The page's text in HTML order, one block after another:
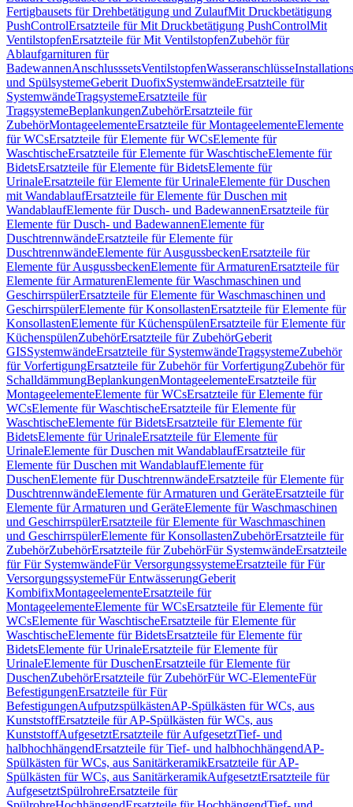
Fertigbausets für Drehbetätigung und ZulaufMit Druckbetätigung
PushControlErsatzteile für Mit Druckbetätigung PushControlMit
VentilstopfenErsatzteile für Mit VentilstopfenZubehör für
Ablaufgarnituren für
BadewannenAnschlusssetsVentilstopfenWasseranschlüsse
und SpülsystemeGeberit DuofixSystemwändeErsatzteile für
SystemwändeTragsystemeErsatzteile für
TragsystemeBeplankungenZubehörErsatzteile für
ZubehörMontageelementeErsatzteile für MontageelementeElemente
für WCsErsatzteile für Elemente für WCsElemente für
WaschtischeErsatzteile für Elemente für WaschtischeElemente für
BidetsErsatzteile für Elemente für BidetsElemente für
UrinaleErsatzteile für Elemente für UrinaleElemente für Duschen
mit WandablaufErsatzteile für Elemente für Duschen mit
WandablaufElemente für Dusch- und BadewannenErsatzteile für
Elemente für Dusch- und BadewannenElemente für
DuschtrennwändeErsatzteile für Elemente für
DuschtrennwändeElemente für AusgussbeckenErsatzteile für
Elemente für AusgussbeckenElemente für ArmaturenErsatzteile für
Elemente für ArmaturenElemente für Waschmaschinen und
GeschirrspülerErsatzteile für Elemente für Waschmaschinen und
GeschirrspülerElemente für KonsollastenErsatzteile für Elemente für
KonsollastenElemente für KüchenspülenErsatzteile für Elemente für
KüchenspülenZubehörErsatzteile für ZubehörGeberit
GISSystemwändeErsatzteile für SystemwändeTragsystemeZubehör
für VorfertigungErsatzteile für Zubehör für VorfertigungZubehör für
SchalldämmungBeplankungenMontageelementeErsatzteile für
MontageelementeElemente für WCsErsatzteile für Elemente für
WCsElemente für WaschtischeErsatzteile für Elemente für
WaschtischeElemente für BidetsErsatzteile für Elemente für
BidetsElemente für UrinaleErsatzteile für Elemente für
UrinaleElemente für Duschen mit WandablaufErsatzteile für
Elemente für Duschen mit WandablaufElemente für
DuschenElemente für DuschtrennwändeErsatzteile für Elemente für
DuschtrennwändeElemente für Armaturen und GeräteErsatzteile für
Elemente für Armaturen und GeräteElemente für Waschmaschinen
und GeschirrspülerErsatzteile für Elemente für Waschmaschinen
und GeschirrspülerElemente für KonsollastenZubehörErsatzteile für
ZubehörZubehörErsatzteile für ZubehörFür SystemwändeErsatzteile
für Für SystemwändeFür VersorgungssystemeErsatzteile für Für
VersorgungssystemeFür EntwässerungGeberit
KombifixMontageelementeErsatzteile für
MontageelementeElemente für WCsErsatzteile für Elemente für
WCsElemente für WaschtischeErsatzteile für Elemente für
WaschtischeElemente für BidetsErsatzteile für Elemente für
BidetsElemente für UrinaleErsatzteile für Elemente für
UrinaleElemente für DuschenErsatzteile für Elemente für
DuschenZubehörErsatzteile für ZubehörFür WC-ElementeFür
BefestigungenErsatzteile für Für
BefestigungenAufputzspülkästenAP-Spülkästen für WCs, aus
KunststoffErsatzteile für AP-Spülkästen für WCs, aus
KunststoffAufgesetztErsatzteile für AufgesetztTief- und
halbhochhängendErsatzteile für Tief- und halbhochhängendAP-
Spülkästen für WCs, aus SanitärkeramikErsatzteile für AP-
Spülkästen für WCs, aus SanitärkeramikAufgesetztErsatzteile für
AufgesetztSpülrohreErsatzteile für